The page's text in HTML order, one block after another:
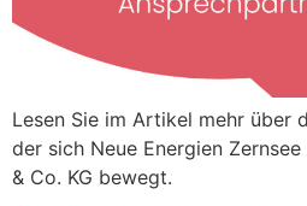
Lesen Sie im Artikel mehr über
der sich Neue Energien
& Co. KG bewegt.